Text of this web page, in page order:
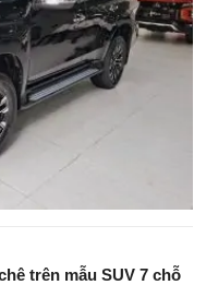
trên mẫu SUV 7 chỗ